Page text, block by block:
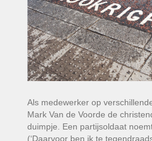
Als medewerker op
Mark Van de Voorde de
duimpje. Een partijsoldaat
(‘Daarvoor ben ik te